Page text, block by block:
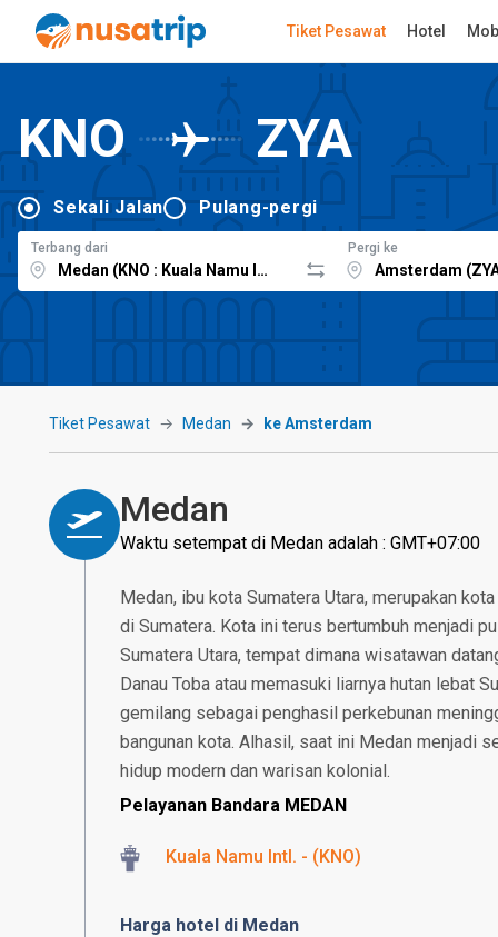
Tiket Pesawat Hotel
KNO ZYA
Sekali Jalan Pulang-pergi
Terbang dari Pergi ke
Tiket Pesawat Medan ke Amsterdam
Medan
Waktu setempat di Medan adalah : GMT+07:00
Medan, ibu kota Sumatera Utara, merupakan
di Sumatera. Kota ini terus bertumbuh menjadi
Sumatera Utara, tempat dimana wisatawan
Danau Toba atau memasuki liarnya hutan lebat
gemilang sebagai penghasil perkebunan
bangunan kota. Alhasil, saat ini Medan menjadi
hidup modern dan warisan kolonial.
Pelayanan Bandara MEDAN
Kuala Namu Intl. - (KNO)
Harga hotel di Medan